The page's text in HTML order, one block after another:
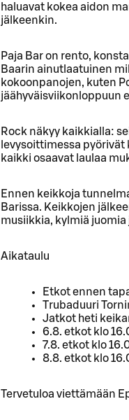
haluavat kokea aidon
jälkeenkin.
Paja Bar on rento,
Baarin ainutlaatuinen
kokoonpanojen, kuten
jäähyväisviikonloppuun
Rock näkyy kaikkialla:
levysoittimessa
kaikki osaavat laulaa
Ennen keikkoja
Barissa. Keikkojen
musiikkia, kylmiä
Aikataulu
Etkot ennen
Trubaduuri
Jatkot heti
6.8. etkot klo
7.8. etkot klo
8.8. etkot klo
Tervetuloa viettämään